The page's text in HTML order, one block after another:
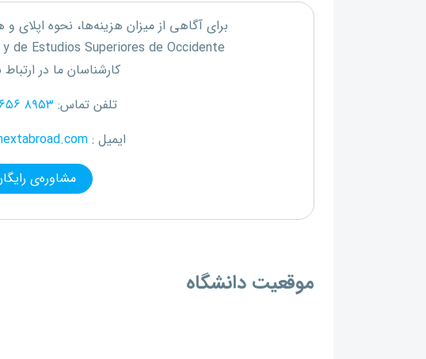
برای آگاهی از میزان هزینه‌ها، نحوه
de Estudios Superiores de Occidente
کارشناسان ما در ارتباط
تلفن تماس: ۰۲۱-
ایمیل :
مشاوره‌ی
موقعیت دانشگاه